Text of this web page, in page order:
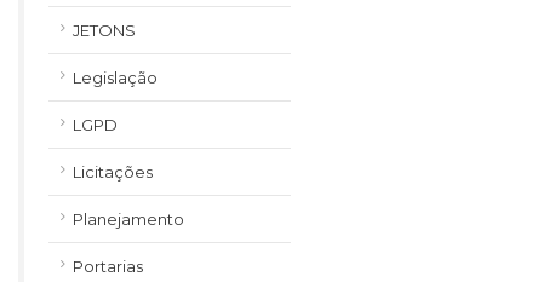
JETONS
Legislação
LGPD
Licitações
Planejamento
Portarias